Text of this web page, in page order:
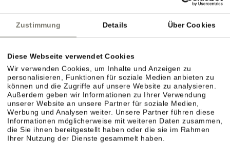
Zustimmung Details Über Cookies
Diese Webseite verwendet Cookies
Wir verwenden Cookies, um Inhalte und Anzeigen zu
personalisieren, Funktionen für soziale Medien anbieten zu
können und die Zugriffe auf unsere Website zu analysieren.
Außerdem geben wir Informationen zu Ihrer Verwendung
unserer Website an unsere Partner für soziale Medien,
Werbung und Analysen weiter. Unsere Partner führen diese
Informationen möglicherweise mit weiteren Daten zusammen,
die Sie ihnen bereitgestellt haben oder die sie im Rahmen
Ihrer Nutzung der Dienste gesammelt haben.
Banküberweisung
powered by
Kauf widerrufen
Informationen zum Widerrufsrecht hier